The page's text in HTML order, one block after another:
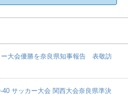
ー大会優勝を奈良県知事報告 表敬訪
サッカー大会 関西大会奈良県準決